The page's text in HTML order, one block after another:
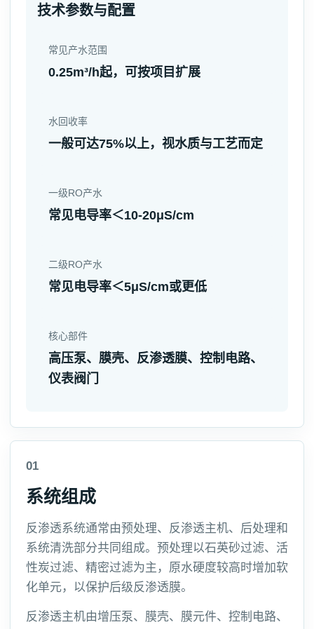
技术参数与配置
常见产水范围
0.25m³/h起，可按项目扩展
水回收率
一般可达75%以上，视水质与工艺而定
一级RO产水
常见电导率＜10-20μS/cm
二级RO产水
常见电导率＜5μS/cm或更低
核心部件
高压泵、膜壳、反渗透膜、控制电路、
仪表阀门
01
系统组成
反渗透系统通常由预处理、反渗透主机、后处理和
系统清洗部分共同组成。预处理以石英砂过滤、活
性炭过滤、精密过滤为主，原水硬度较高时增加软
化单元，以保护后级反渗透膜。
反渗透主机由增压泵、膜壳、膜元件、控制电路、